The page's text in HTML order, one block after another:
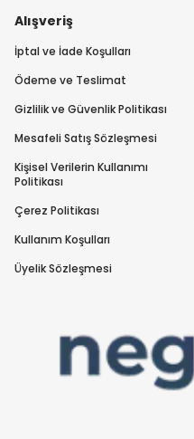
Alışveriş
İptal ve İade Koşulları
Ödeme ve Teslimat
Gizlilik ve Güvenlik Politikası
Mesafeli Satış Sözleşmesi
Kişisel Verilerin Kullanımı
Politikası
Çerez Politikası
Kullanım Koşulları
Üyelik Sözleşmesi